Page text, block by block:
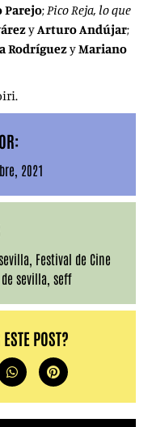
Parejo;Pico Reja, lo que
yArturo Andújar;
RodríguezyMariano
2021
Festival de Cine
sevilla seff
POST?